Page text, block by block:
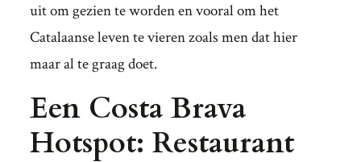
uit om gezien te worden en vooral om het
Catalaanse leven te vieren zoals men dat hier
maar al te graag doet.
Een Costa Brava
Hotspot: Restaurant